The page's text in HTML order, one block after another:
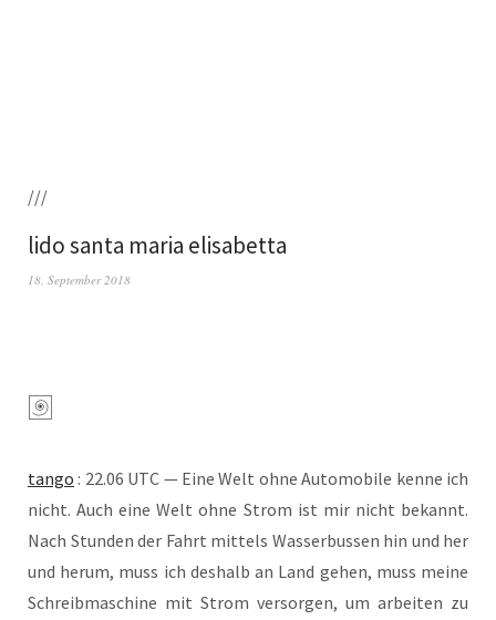
///
lido santa maria elisabetta
18. September 2018
tan­go : 22.06 UTC — Eine Welt ohne Auto­mo­bi­le ken­ne ich
nicht. Auch eine Welt ohne Strom ist mir nicht bekannt.
Nach Stun­den der Fahrt mit­tels Was­ser­bus­sen hin und her
und her­um, muss ich des­halb an Land gehen, muss mei­ne
Schreib­ma­schi­ne mit Strom ver­sor­gen, um arbei­ten zu